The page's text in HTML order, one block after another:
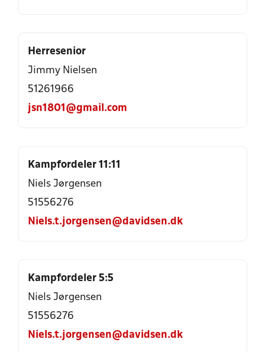
Herresenior
Jimmy Nielsen
51261966
jsn1801@gmail.com
Kampfordeler 11:11
Niels Jørgensen
51556276
Niels.t.jorgensen@davidsen.dk
Kampfordeler 5:5
Niels Jørgensen
51556276
Niels.t.jorgensen@davidsen.dk